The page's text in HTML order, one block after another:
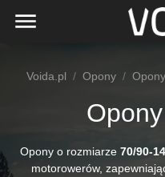
Voida.pl Opony
Opony o rozmiarze 70/90-14
motorowerów,